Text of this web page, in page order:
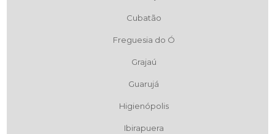
Cubatão
Freguesia do Ó
Grajaú
Guarujá
Higienópolis
Ibirapuera